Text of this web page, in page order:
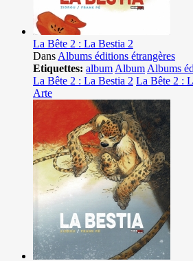
La Bête 2 : La Bestia 2
Dans Albums éditions étrangères
Etiquettes: album Album Albums
La Bête 2 : La Bestia 2 La Bête 2 :
Arte